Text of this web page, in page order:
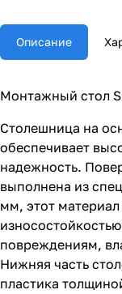
Описание
Монтажный стол
Столешница на
обеспечивает
надежность.
выполнена из
мм, этот
повреждениям,
Нижняя часть
пластика